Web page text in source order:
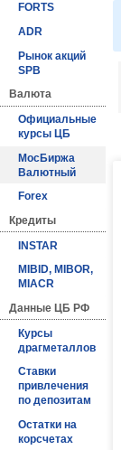
FORTS
ADR
Рынок акций
SPB
Валюта
Официальные
курсы ЦБ
МосБиржа
Валютный
Forex
Кредиты
INSTAR
MIBID, MIBOR,
MIACR
Данные ЦБ РФ
Курсы
драгметаллов
Ставки
привлечения
по депозитам
Остатки на
корсчетах